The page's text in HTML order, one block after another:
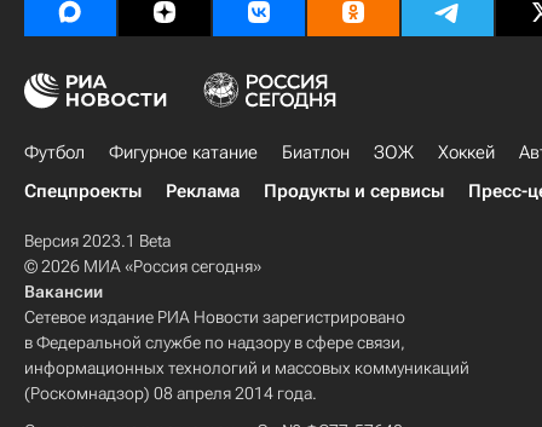
Футбол Фигурное катание Биатлон ЗОЖ Хоккей
Спецпроекты
Реклама Продукты и сервисы Пресс-
Версия 2023.1 Beta
© 2026 МИА «Россия сегодня»
Вакансии
Сетевое издание РИА Новости зарегистрировано
в Федеральной службе по надзору в сфере связи,
информационных технологий и массовых коммуникаций
(Роскомнадзор) 08 апреля 2014 года.